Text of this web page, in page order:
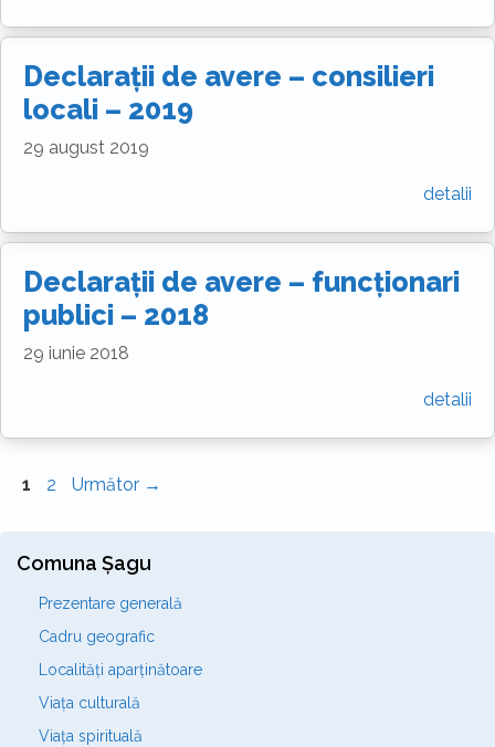
Declarații de avere – consilieri
locali – 2019
29 august 2019
detalii
Declarații de avere – funcționari
publici – 2018
29 iunie 2018
detalii
Pagina
1 Pagina
2 Următor →
Comuna Șagu
Prezentare generală
Cadru geografic
Localități aparținătoare
Viața culturală
Viața spirituală